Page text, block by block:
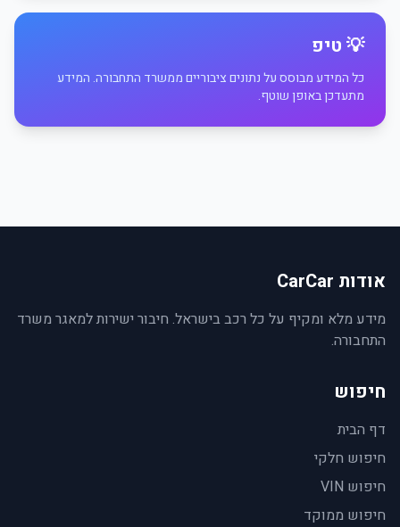
💡 טיפ
כל המידע מבוסס על נתונים ציבוריים ממשרד התחבורה. המידע
מתעדכן באופן שוטף.
אודות CarCar
מידע מלא ומקיף על כל רכב בישראל. חיבור ישירות למאגר משרד
התחבורה.
חיפוש
דף הבית
חיפוש חלקי
חיפוש VIN
חיפוש ממוקד